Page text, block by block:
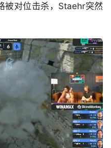
被对位击杀，Staehr突然